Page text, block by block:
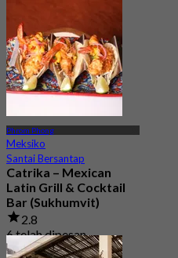
Phrom Phong
Meksiko
Santai Bersantap
Catrika – Mexican
Latin Grill & Cocktail
Bar (Sukhumvit)
2.8
6 telah dipesan
Dari฿ 450